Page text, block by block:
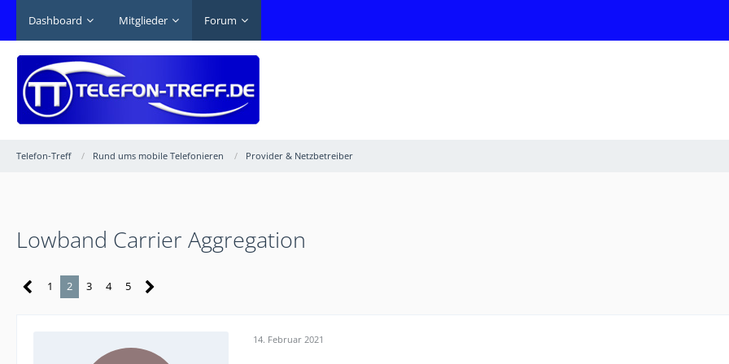
Dashboard Mitglieder Forum
Telefon-Treff Rund ums mobile Telefonieren Provider & Netzbetreiber
Lowband Carrier Aggregation
1 2 3 4 5
14. Februar 2021